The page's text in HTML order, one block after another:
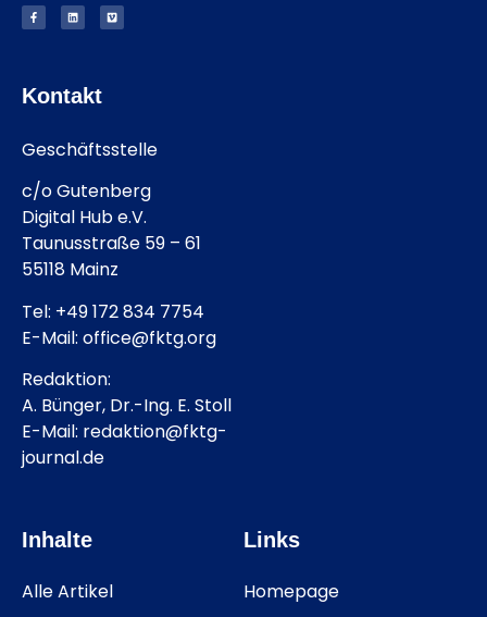
Kontakt
Geschäftsstelle
c/o Gutenberg
Digital Hub e.V.
Taunusstraße 59 – 61
55118 Mainz
Tel: +49 172 834 7754
E-Mail: office@fktg.org
Redaktion:
A. Bünger, Dr.-Ing. E. Stoll
E-Mail: redaktion@fktg-
journal.de
Inhalte
Alle Artikel
Links
Homepage